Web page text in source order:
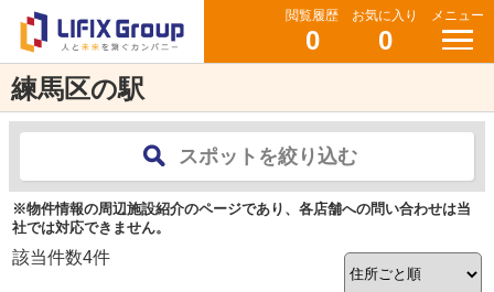
閲覧履歴
0
お気に入り
0
メニュー
練馬区の駅
スポットを絞り込む
※物件情報の周辺施設紹介のページであり、各店舗への問い合わせは当
社では対応できません。
該当件数4件